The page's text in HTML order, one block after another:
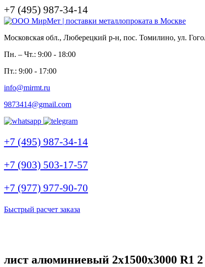
+7 (495) 987-34-14
Московская обл., Люберецкий р-н, пос. Томилино, ул.
Пн. – Чт.: 9:00 - 18:00
Пт.: 9:00 - 17:00
info@mirmt.ru
9873414@gmail.com
+7 (495) 987-34-14
+7 (903) 503-17-57
+7 (977) 977-90-70
Быстрый расчет заказа
лист алюминиевый 2x1500x3000